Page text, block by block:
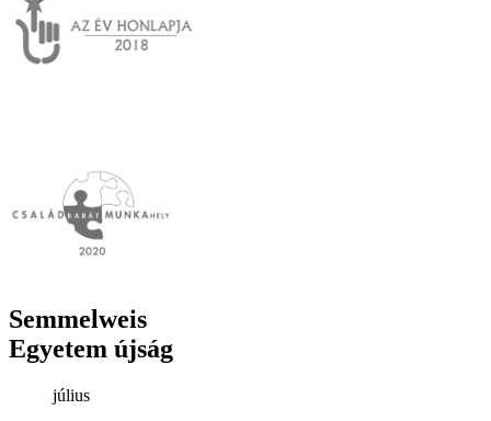
Semmelweis
Egyetem újság
július